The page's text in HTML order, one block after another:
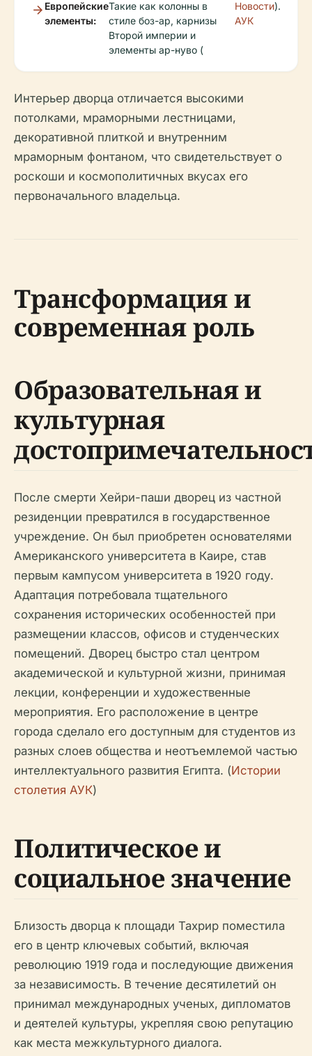
Европейские
элементы:
Такие как колонны в
стиле боз-ар, карнизы
Второй империи и
элементы ар-нуво (
Новости
АУК
).
Интерьер дворца отличается высокими
потолками, мраморными лестницами,
декоративной плиткой и внутренним
мраморным фонтаном, что свидетельствует о
роскоши и космополитичных вкусах его
первоначального владельца.
Трансформация и
современная роль
Образовательная и
культурная
После смерти Хейри-паши дворец из частной
резиденции превратился в государственное
учреждение. Он был приобретен основателями
Американского университета в Каире, став
первым кампусом университета в 1920 году.
Адаптация потребовала тщательного
сохранения исторических особенностей при
размещении классов, офисов и студенческих
помещений. Дворец быстро стал центром
академической и культурной жизни, принимая
лекции, конференции и художественные
мероприятия. Его расположение в центре
города сделало его доступным для студентов из
разных слоев общества и неотъемлемой частью
интеллектуального развития Египта. (Истории
столетия АУК)
Политическое и
социальное значение
Близость дворца к площади Тахрир поместила
его в центр ключевых событий, включая
революцию 1919 года и последующие движения
за независимость. В течение десятилетий он
принимал международных ученых, дипломатов
и деятелей культуры, укрепляя свою репутацию
как места межкультурного диалога.